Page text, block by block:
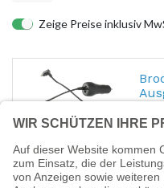
Zeige Preise inklusiv
Typ B)